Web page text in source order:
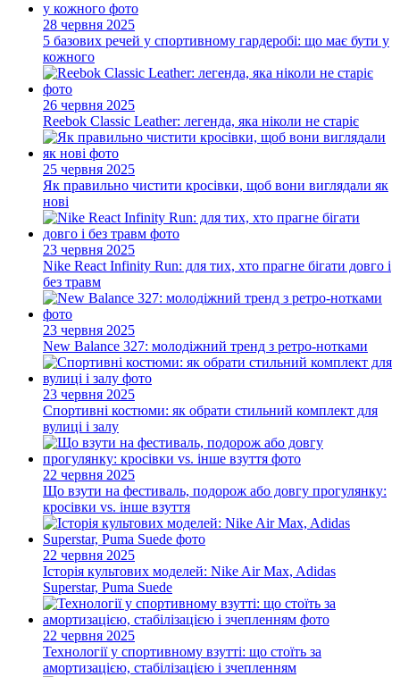
28 червня 2025
5 базових речей у спортивному гардеробі: що має бути у
кожного
26 червня 2025
Reebok Classic Leather: легенда, яка ніколи не старіє
25 червня 2025
Як правильно чистити кросівки, щоб вони виглядали як
нові
23 червня 2025
Nike React Infinity Run: для тих, хто прагне бігати довго і
без травм
23 червня 2025
New Balance 327: молодіжний тренд з ретро-нотками
23 червня 2025
Спортивні костюми: як обрати стильний комплект для
вулиці і залу
22 червня 2025
Що взути на фестиваль, подорож або довгу прогулянку:
кросівки vs. інше взуття
22 червня 2025
Історія культових моделей: Nike Air Max, Adidas
Superstar, Puma Suede
22 червня 2025
Технології у спортивному взутті: що стоїть за
амортизацією, стабілізацією і зчепленням